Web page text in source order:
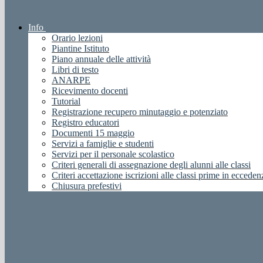
Info
Orario lezioni
Piantine Istituto
Piano annuale delle attività
Libri di testo
ANARPE
Ricevimento docenti
Tutorial
Registrazione recupero minutaggio e potenziato
Registro educatori
Documenti 15 maggio
Servizi a famiglie e studenti
Servizi per il personale scolastico
Criteri generali di assegnazione degli alunni alle classi
Criteri accettazione iscrizioni alle classi prime in
Chiusura prefestivi